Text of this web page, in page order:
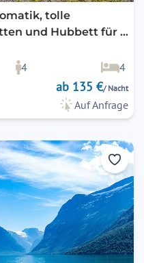
und Hubbett für 4
Navi und Markise
4
4
ab 135 €/ Nacht
Auf Anfrage